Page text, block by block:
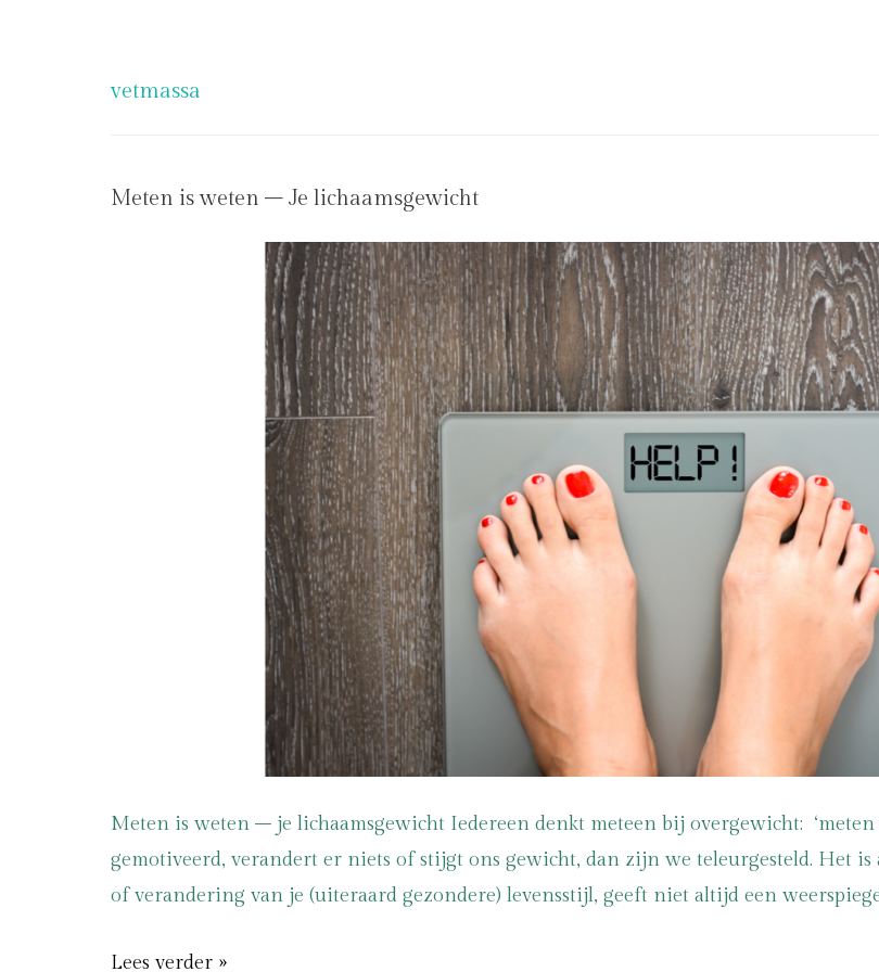
vetmassa
Meten is weten – Je lichaamsgewicht
Meten is weten – je lichaamsgewicht Iedereen denkt meteen bij overgewicht:
gemotiveerd, verandert er niets of stijgt ons gewicht, dan zijn we teleurgesteld. Het
of verandering van je (uiteraard gezondere) levensstijl, geeft niet altijd een
Lees verder »